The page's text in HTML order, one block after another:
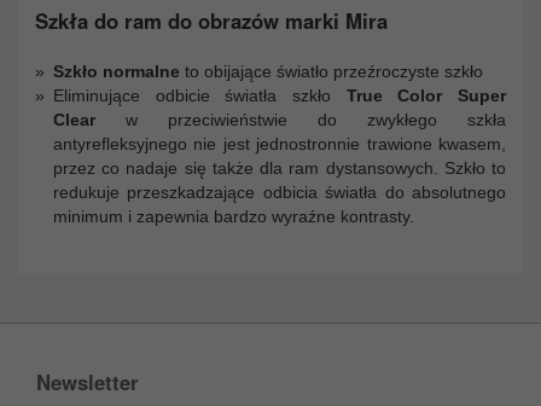
Szkła do ram do obrazów marki Mira
Szkło normalne to obijające światło przeźroczyste szkło
Eliminujące odbicie światła szkło True Color Super
Clear w przeciwieństwie do zwykłego szkła
antyrefleksyjnego nie jest jednostronnie trawione kwasem,
przez co nadaje się także dla ram dystansowych. Szkło to
redukuje przeszkadzające odbicia światła do absolutnego
minimum i zapewnia bardzo wyraźne kontrasty.
Newsletter